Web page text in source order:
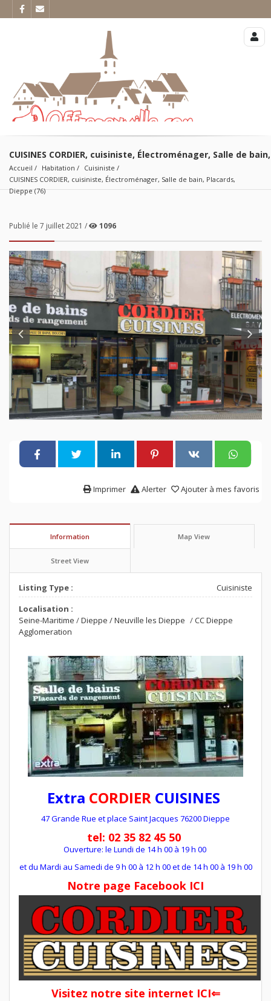
CUISINES CORDIER, cuisiniste, Électroménager, Salle de
Accueil Habitation
Cuisiniste
CUISINES CORDIER, cuisiniste, Électroménager, Salle de bain, Placards,
Dieppe (76)
Publié le 7 juillet 2021 / 1096
Ajouter à mes favoris
Alerter
Imprimer
Information Map View
Street View
Listing Type :
Cuisiniste
Localisation :
Seine-Maritime /Dieppe / Neuville les Dieppe /CC Dieppe
Agglomeration
Extra CORDIER CUISINES
47 Grande Rue et place Saint Jacques 76200 Dieppe
tel: 02 35 82 45 50
Ouverture: le Lundi de 14 h 00 à 19 h 00
et du Mardi au Samedi de 9 h 00 à 12 h 00 et de 14 h 00 à 19 h 00
Notre page Facebook ICI
Visitez notre site internet ICI⇐